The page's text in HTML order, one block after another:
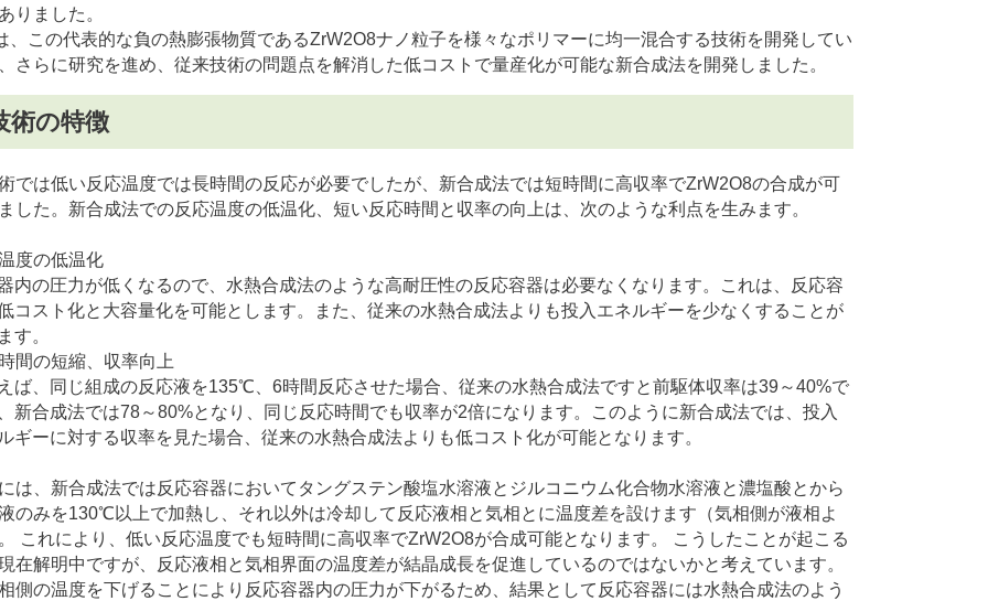
りました。
この代表的な負の熱膨張物質であるZrW2O8ナノ粒子を様々なポリマーに均一混合する技術を開発してい
さらに研究を進め、従来技術の問題点を解消した低コストで量産化が可能な新合成法を開発しました。
術の特徴
は低い反応温度では長時間の反応が必要でしたが、新合成法では短時間に高収率でZrW2O8の合成が可
した。新合成法での反応温度の低温化、短い反応時間と収率の向上は、次のような利点を生みます。
度の低温化
の圧力が低くなるので、水熱合成法のような高耐圧性の反応容器は必要なくなります。これは、反応容
コスト化と大容量化を可能とします。また、従来の水熱合成法よりも投入エネルギーを少なくすることが
す。
間の短縮、収率向上
、同じ組成の反応液を135℃、6時間反応させた場合、従来の水熱合成法ですと前駆体収率は39～40%で
新合成法では78～80%となり、同じ反応時間でも収率が2倍になります。このように新合成法では、投入
ギーに対する収率を見た場合、従来の水熱合成法よりも低コスト化が可能となります。
、新合成法では反応容器においてタングステン酸塩水溶液とジルコニウム化合物水溶液と濃塩酸とから
のみを130℃以上で加熱し、それ以外は冷却して反応液相と気相とに温度差を設けます（気相側が液相よ
これにより、低い反応温度でも短時間に高収率でZrW2O8が合成可能となります。 こうしたことが起こる
在解明中ですが、反応液相と気相界面の温度差が結晶成長を促進しているのではないかと考えています。
側の温度を下げることにより反応容器内の圧力が下がるため、結果として反応容器には水熱合成法のよう